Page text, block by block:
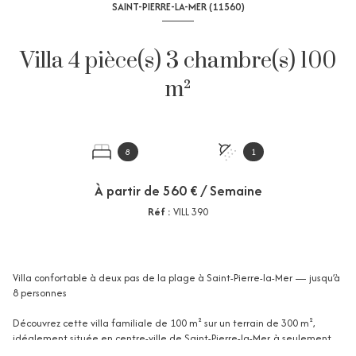
SAINT-PIERRE-LA-MER (11560)
Villa 4 pièce(s) 3 chambre(s) 100
m²
8 1
À partir de 560 € / Semaine
Réf : VILL 390
Villa confortable à deux pas de la plage à Saint-Pierre-la-Mer — jusqu’à
8 personnes
Découvrez cette villa familiale de 100 m² sur un terrain de 300 m²,
idéalement située en centre-ville de Saint-Pierre-la-Mer, à seulement